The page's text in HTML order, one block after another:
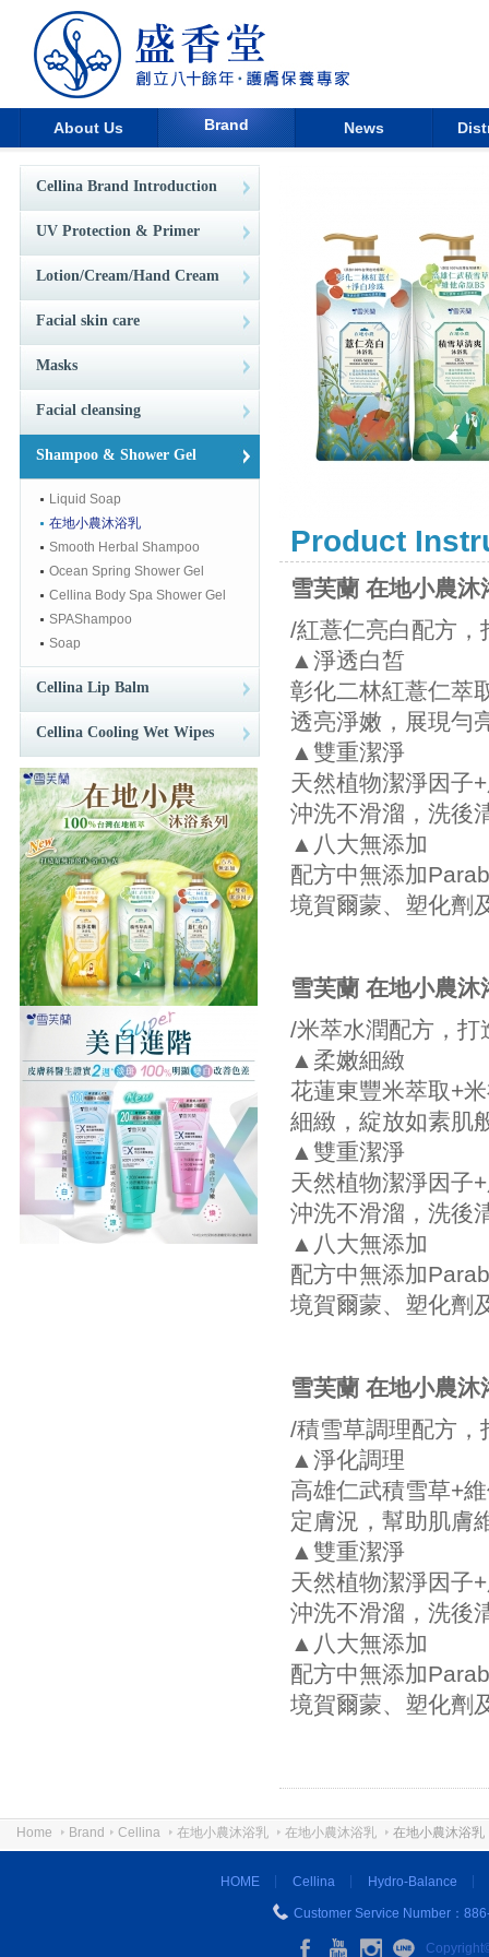
About Us Brand News
Cellina Brand Introduction
UV Protection & Primer
Lotion/Cream/Hand Cream
Facial skin care
Masks
Facial cleansing
Shampoo & Shower Gel
Liquid Soap
在地小農沐浴乳
Smooth Herbal Shampoo
Ocean Spring Shower Gel
Cellina Body Spa Shower Gel
SPAShampoo
Soap
Cellina Lip Balm
Cellina Cooling Wet Wipes
Product
雪芙蘭 在地小農沐
/紅薏仁亮白配方，
▲淨透白皙
彰化二林紅薏仁萃
透亮淨嫩，展現勻
▲雙重潔淨
天然植物潔淨因子
沖洗不滑溜，洗後
▲八大無添加
配方中無添加
境賀爾蒙、塑化劑
雪芙蘭 在地小農沐
/米萃水潤配方，打
▲柔嫩細緻
花蓮東豐米萃取+
細緻，綻放如素肌
▲雙重潔淨
天然植物潔淨因子
沖洗不滑溜，洗後
▲八大無添加
配方中無添加
境賀爾蒙、塑化劑
雪芙蘭 在地小農
/積雪草調理配方，
▲淨化調理
高雄仁武積雪草+
定膚況，幫助肌膚
▲雙重潔淨
天然植物潔淨因子
沖洗不滑溜，洗後
▲八大無添加
配方中無添加
境賀爾蒙、塑化劑
Home Brand Cellina 在地小農沐浴乳 在地小農沐浴乳 在地小農沐浴乳
HOME Cellina Hydro-Balance
Customer Service Number：